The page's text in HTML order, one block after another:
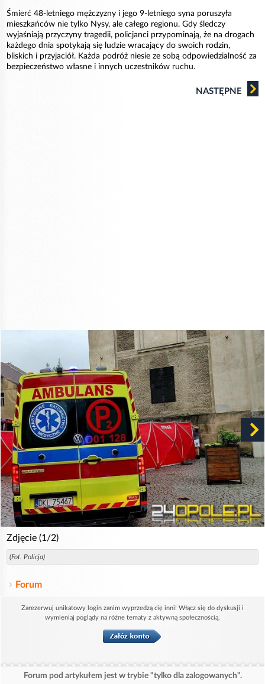
Śmierć 48-letniego mężczyzny i jego 9-letniego syna poruszyła
mieszkańców nie tylko Nysy, ale całego regionu. Gdy śledczy
wyjaśniają przyczyny tragedii, policjanci przypominają, że na drogach
każdego dnia spotykają się ludzie wracający do swoich rodzin,
bliskich i przyjaciół. Każda podróż niesie ze sobą odpowiedzialność za
bezpieczeństwo własne i innych uczestników ruchu.
NASTĘPNE
Zdjęcie (1/2)
(Fot. Policja)
Forum
Zarezerwuj unikatowy login zanim wyprzedzą cię inni! Włącz się do dyskusji i
wymieniaj poglądy na różne tematy z aktywną społecznością.
Forum pod artykułem jest w trybie "tylko dla zalogowanych".